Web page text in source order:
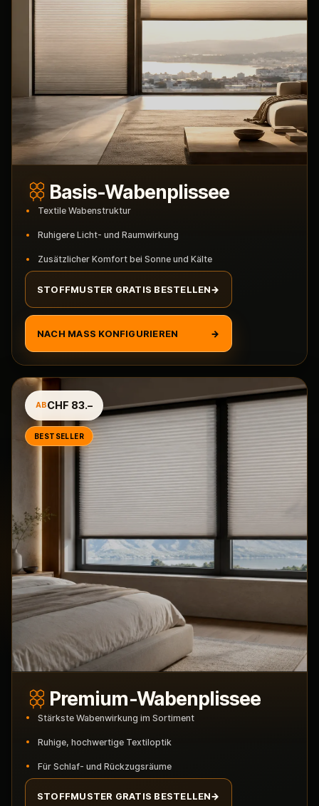
Basis-Wabenplissee
Textile Wabenstruktur
Ruhigere Licht- und Raumwirkung
Zusätzlicher Komfort bei Sonne und Kälte
STOFFMUSTER GRATIS BESTELLEN→
NACH MASS KONFIGURIEREN →
ABCHF 83.–
BESTSELLER
Premium-Wabenplissee
Stärkste Wabenwirkung im Sortiment
Ruhige, hochwertige Textiloptik
Für Schlaf- und Rückzugsräume
STOFFMUSTER GRATIS BESTELLEN→